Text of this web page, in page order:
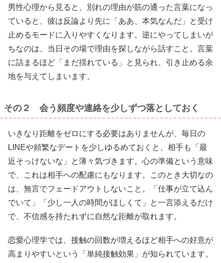
男性心理から見ると、別れの理由が筋の通った言葉になっ
ていると、彼は反論より先に「ああ、本気なんだ」と受け
止めるモードに入りやすくなります。逆にやってしまいが
ちなのは、当日その場で理由を探しながら話すこと。言葉
に詰まるほど「まだ揺れている」と見られ、引き止める余
地を与えてしまいます。
その２ 会う頻度や連絡を少しずつ落としておく
いきなり距離をゼロにする必要はありませんが、毎日の
LINEや頻繁なデートを少しゆるめておくと、相手も「最
近そっけないな」と薄々気づきます。心の準備という意味
で、これは相手への配慮にもなります。このとき大切なの
は、無言でフェードアウトしないこと。「仕事が立て込ん
でいて」「少し一人の時間がほしくて」と一言添えるだけ
で、不信感を持たれずに自然な距離が取れます。
恋愛心理学では、接触の回数が増えるほど相手への好意が
高まりやすいという「単純接触効果」が知られています。